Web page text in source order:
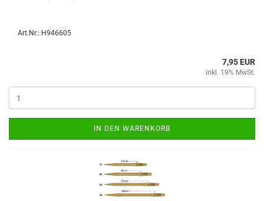
Art.Nr.: H946605
7,95 EUR
inkl. 19% MwSt.
IN DEN WARENKORB